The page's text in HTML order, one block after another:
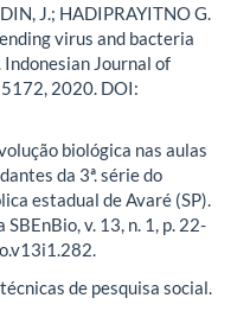
J.; HADIPRAYITNO G.
virus and bacteria
Journal of
2020. DOI:
biológica nas aulas
da 3ª. série do
estadual de Avaré (SP).
v. 13, n. 1, p. 22-
de pesquisa social.